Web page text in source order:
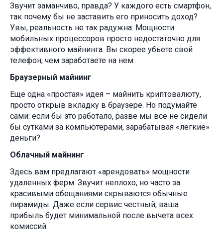
Звучит заманчиво, правда? У каждого есть смартфон,
так почему бы не заставить его приносить доход?
Увы, реальность не так радужна. Мощности
мобильных процессоров просто недостаточно для
эффективного майнинга. Вы скорее убьете свой
телефон, чем заработаете на нем.
Браузерный майнинг
Еще одна «простая» идея – майнить криптовалюту,
просто открыв вкладку в браузере. Но подумайте
сами: если бы это работало, разве мы все не сидели
бы сутками за компьютерами, зарабатывая «легкие»
деньги?
Облачный майнинг
Здесь вам предлагают «арендовать» мощности
удаленных ферм. Звучит неплохо, но часто за
красивыми обещаниями скрываются обычные
пирамиды. Даже если сервис честный, ваша
прибыль будет минимальной после вычета всех
комиссий.